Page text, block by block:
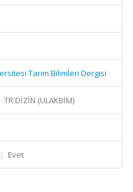
Tarım Bilimleri Dergisi
TR DİZİN (ULAKBİM)
Evet